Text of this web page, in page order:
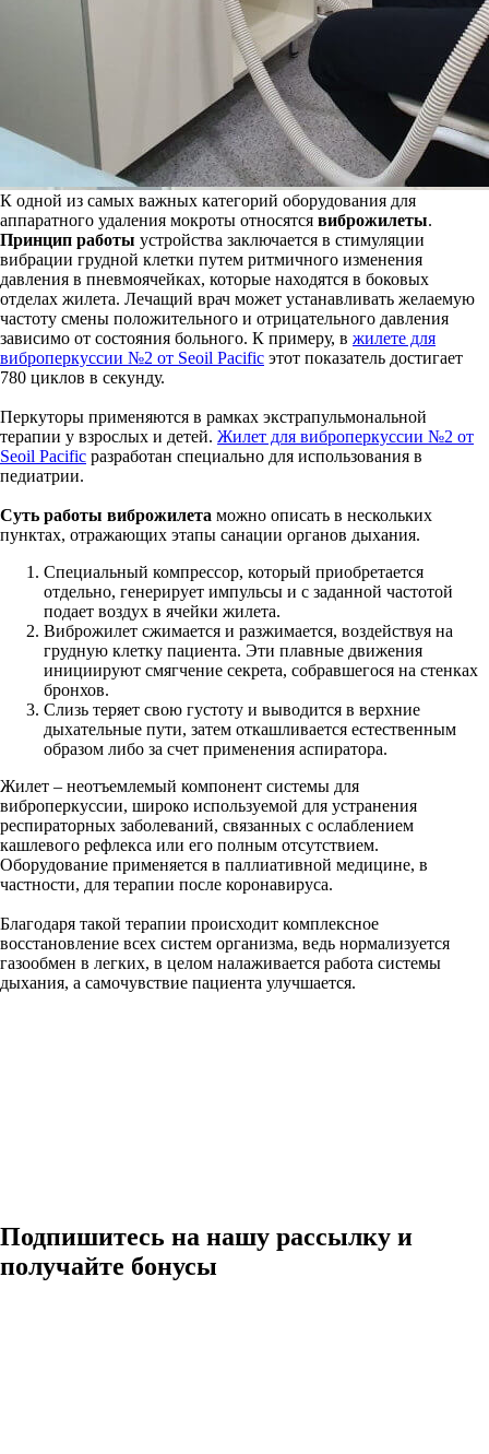
К одной из самых важных категорий оборудования для
аппаратного удаления мокроты относятся виброжилеты.
Принцип работы устройства заключается в стимуляции
вибрации грудной клетки путем ритмичного изменения
давления в пневмоячейках, которые находятся в боковых
отделах жилета. Лечащий врач может устанавливать желаемую
частоту смены положительного и отрицательного давления
зависимо от состояния больного. К примеру, в жилете для
виброперкуссии №2 от Seoil Pacific этот показатель достигает
780 циклов в секунду.
Перкуторы применяются в рамках экстрапульмональной
терапии у взрослых и детей. Жилет для виброперкуссии №2 от
Seoil Pacific разработан специально для использования в
педиатрии.
Суть работы виброжилета можно описать в нескольких
пунктах, отражающих этапы санации органов дыхания.
Специальный компрессор, который приобретается
отдельно, генерирует импульсы и с заданной частотой
подает воздух в ячейки жилета.
Виброжилет сжимается и разжимается, воздействуя на
грудную клетку пациента. Эти плавные движения
инициируют смягчение секрета, собравшегося на стенках
бронхов.
Слизь теряет свою густоту и выводится в верхние
дыхательные пути, затем откашливается естественным
образом либо за счет применения аспиратора.
Жилет – неотъемлемый компонент системы для
виброперкуссии, широко используемой для устранения
респираторных заболеваний, связанных с ослаблением
кашлевого рефлекса или его полным отсутствием.
Оборудование применяется в паллиативной медицине, в
частности, для терапии после коронавируса.
Благодаря такой терапии происходит комплексное
восстановление всех систем организма, ведь нормализуется
газообмен в легких, в целом налаживается работа системы
дыхания, а самочувствие пациента улучшается.
Подпишитесь на нашу рассылку и
получайте бонусы